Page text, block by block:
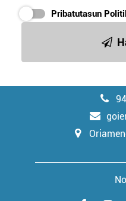
Pribatutasun